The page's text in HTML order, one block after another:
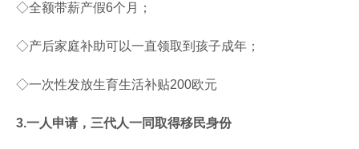
◇全额带薪产假6个月；
◇产后家庭补助可以一直领取到孩子成年；
◇一次性发放生育生活补贴200欧元
3.一人申请，三代人一同取得移民身份